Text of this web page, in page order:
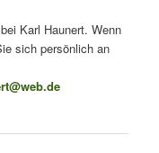
Karl Haunert. Wenn
sich persönlich an